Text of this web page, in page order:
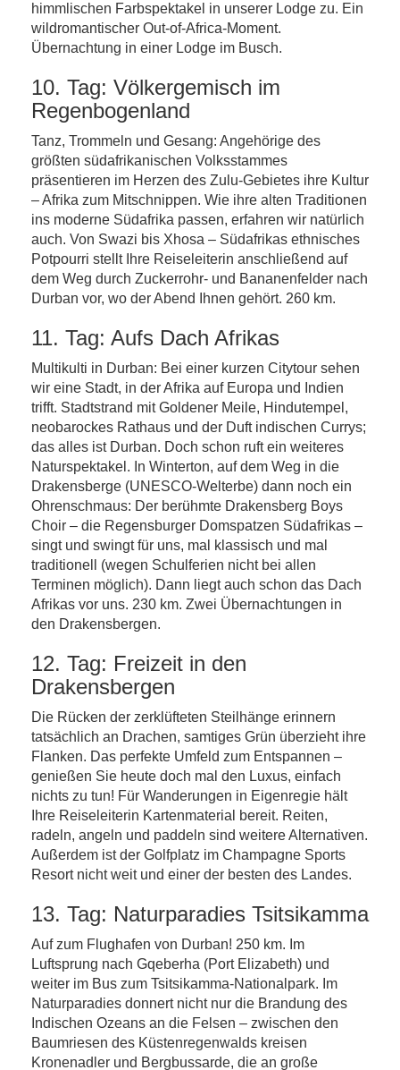
himmlischen Farbspektakel in unserer Lodge zu. Ein
wildromantischer Out-of-Africa-Moment.
Übernachtung in einer Lodge im Busch.
10. Tag: Völkergemisch im
Regenbogenland
Tanz, Trommeln und Gesang: Angehörige des
größten südafrikanischen Volksstammes
präsentieren im Herzen des Zulu-Gebietes ihre Kultur
– Afrika zum Mitschnippen. Wie ihre alten Traditionen
ins moderne Südafrika passen, erfahren wir natürlich
auch. Von Swazi bis Xhosa – Südafrikas ethnisches
Potpourri stellt Ihre Reiseleiterin anschließend auf
dem Weg durch Zuckerrohr- und Bananenfelder nach
Durban vor, wo der Abend Ihnen gehört. 260 km.
11. Tag: Aufs Dach Afrikas
Multikulti in Durban: Bei einer kurzen Citytour sehen
wir eine Stadt, in der Afrika auf Europa und Indien
trifft. Stadtstrand mit Goldener Meile, Hindutempel,
neobarockes Rathaus und der Duft indischen Currys;
das alles ist Durban. Doch schon ruft ein weiteres
Naturspektakel. In Winterton, auf dem Weg in die
Drakensberge (UNESCO-Welterbe) dann noch ein
Ohrenschmaus: Der berühmte Drakensberg Boys
Choir – die Regensburger Domspatzen Südafrikas –
singt und swingt für uns, mal klassisch und mal
traditionell (wegen Schulferien nicht bei allen
Terminen möglich). Dann liegt auch schon das Dach
Afrikas vor uns. 230 km. Zwei Übernachtungen in
den Drakensbergen.
12. Tag: Freizeit in den
Drakensbergen
Die Rücken der zerklüfteten Steilhänge erinnern
tatsächlich an Drachen, samtiges Grün überzieht ihre
Flanken. Das perfekte Umfeld zum Entspannen –
genießen Sie heute doch mal den Luxus, einfach
nichts zu tun! Für Wanderungen in Eigenregie hält
Ihre Reiseleiterin Kartenmaterial bereit. Reiten,
radeln, angeln und paddeln sind weitere Alternativen.
Außerdem ist der Golfplatz im Champagne Sports
Resort nicht weit und einer der besten des Landes.
13. Tag: Naturparadies Tsitsikamma
Auf zum Flughafen von Durban! 250 km. Im
Luftsprung nach Gqeberha (Port Elizabeth) und
weiter im Bus zum Tsitsikamma-Nationalpark. Im
Naturparadies donnert nicht nur die Brandung des
Indischen Ozeans an die Felsen – zwischen den
Baumriesen des Küstenregenwalds kreisen
Kronenadler und Bergbussarde, die an große